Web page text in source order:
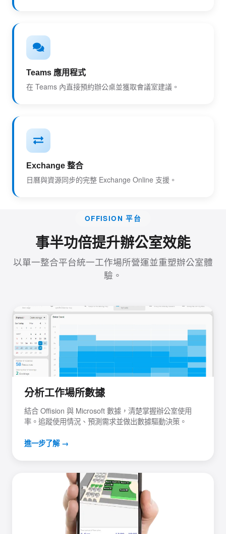
Teams 應用程式
在 Teams 內直接預約辦公桌並獲取會議室建議。
Exchange 整合
日曆與資源同步的完整 Exchange Online 支援。
OFFISION 平台
事半功倍提升辦公室效能
以單一整合平台統一工作場所營運並重塑辦公室體
驗。
分析工作場所數據
結合 Offision 與 Microsoft 數據，清楚掌握辦公室使用
率。追蹤使用情況、預測需求並做出數據驅動決策。
進一步了解 →